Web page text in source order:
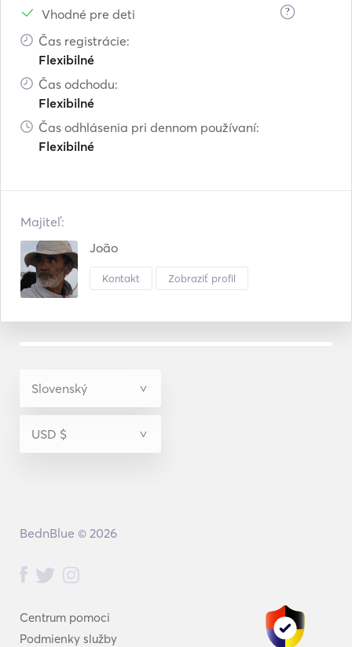
Vhodné pre deti ?
Čas registrácie:
Flexibilné
Čas odchodu:
Flexibilné
Čas odhlásenia pri dennom používaní:
Flexibilné
Majiteľ:
João
Kontakt Zobraziť profil
Centrum pomoci
Podmienky služby
BednBlue © 2026